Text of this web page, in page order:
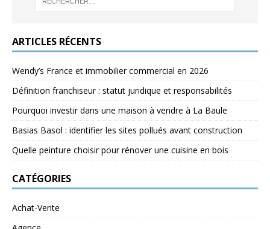
ARTICLES RÉCENTS
Wendy’s France et immobilier commercial en 2026
Définition franchiseur : statut juridique et responsabilités
Pourquoi investir dans une maison à vendre à La Baule
Basias Basol : identifier les sites pollués avant construction
Quelle peinture choisir pour rénover une cuisine en bois
CATÉGORIES
Achat-Vente